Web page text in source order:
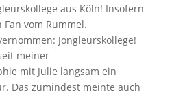
aus Köln! Insofern
vom Rummel.
Jongleurskollege!
meiner
mit Julie langsam ein
Das zumindest meinte auch